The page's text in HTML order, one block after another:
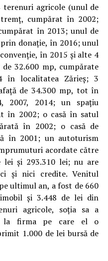
agricole (unul de
cumpărat în 2002;
în 2013; unul de
donație, în 2016; unul
în 2015 și alte 4
32.600 mp, cumpărate
în localitatea Zărieș; 3
de 34.300 mp, tot în
2007, 2014; un spațiu
în 2002; o casă în satul
în 2002; o casă de
în 2001; un autoturism
acordate către
lei și 293.310 lei; nu are
și nici credite. Venitul
ultimul an, a fost de 660
și 3.448 de lei din
agricole, soția sa a
la firma pe care el o
1.000 de lei bursă de